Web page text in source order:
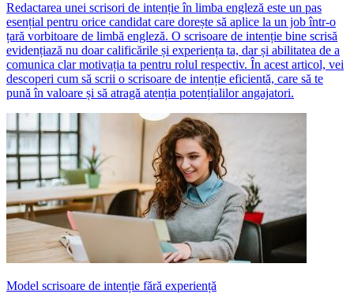
Redactarea unei scrisori de intenție în limba engleză este un pas
esențial pentru orice candidat care dorește să aplice la un job într-o
țară vorbitoare de limbă engleză. O scrisoare de intenție bine scrisă
evidențiază nu doar calificările și experiența ta, dar și abilitatea de a
comunica clar motivația ta pentru rolul respectiv. În acest articol, vei
descoperi cum să scrii o scrisoare de intenție eficientă, care să te
pună în valoare și să atragă atenția potențialilor angajatori.
Model scrisoare de intenție fără experiență